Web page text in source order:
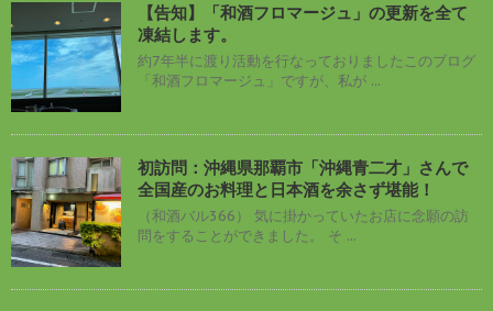
【告知】「和酒フロマージュ」の更新を全て
凍結します。
約7年半に渡り活動を行なっておりましたこのブログ
「和酒フロマージュ」ですが、私が ...
初訪問：沖縄県那覇市「沖縄青二才」さんで
全国産のお料理と日本酒を余さず堪能！
（和酒バル366） 気に掛かっていたお店に念願の訪
問をすることができました。 そ ...